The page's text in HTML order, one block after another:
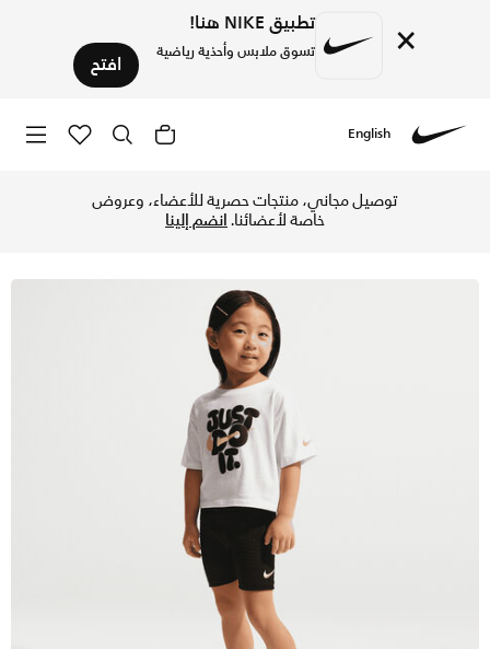
× تطبيق NIKE هنا!
تسوق ملابس وأحذية رياضية افتح
English
توصيل مجاني، منتجات حصرية للأعضاء، وعروض
خاصة لأعضائنا.انضم إلينا